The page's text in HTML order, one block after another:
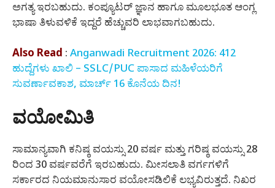
ಅಗತ್ಯ ಇರಬಹುದು. ಕಂಪ್ಯೂಟರ್ ಜ್ಞಾನ ಹಾಗೂ ಮೂಲಭೂತ ಆಂಗ್ಲ
ಭಾಷಾ ತಿಳುವಳಿಕೆ ಇದ್ದರೆ ಹೆಚ್ಚುವರಿ ಲಾಭವಾಗಬಹುದು.
Also Read : Anganwadi Recruitment 2026: 412
ಹುದ್ದೆಗಳು ಖಾಲಿ – SSLC/PUC ಪಾಸಾದ ಮಹಿಳೆಯರಿಗೆ
ಸುವರ್ಣಾವಕಾಶ, ಮಾರ್ಚ್ 16 ಕೊನೆಯ ದಿನ!
ವಯೋಮಿತಿ
ಸಾಮಾನ್ಯವಾಗಿ ಕನಿಷ್ಠ ವಯಸ್ಸು 20 ವರ್ಷ ಮತ್ತು ಗರಿಷ್ಠ ವಯಸ್ಸು 28
ರಿಂದ 30 ವರ್ಷವರೆಗೆ ಇರಬಹುದು. ಮೀಸಲಾತಿ ವರ್ಗಗಳಿಗೆ
ಸರ್ಕಾರದ ನಿಯಮಾನುಸಾರ ವಯೋಸಡಿಲಿಕೆ ಲಭ್ಯವಿರುತ್ತದೆ. ನಿಖರ